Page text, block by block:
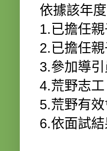
依據該年
1.已擔任
2.已擔任
3.參加導
4.荒野志工
5.荒野有
6.依面試